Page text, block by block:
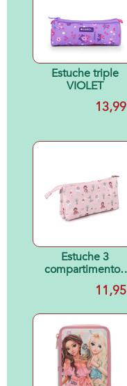
Estuche triple
VIOLET
Estuche 3
compartimentos
Little Red